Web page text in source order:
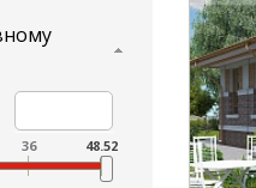
36 48.52